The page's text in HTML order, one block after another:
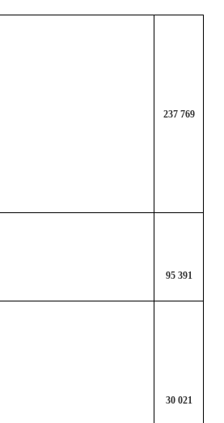
237 769
95 391
30 021